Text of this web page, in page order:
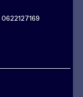
0622127169